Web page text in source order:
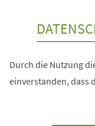
Durch die Nutzung
einverstanden, dass